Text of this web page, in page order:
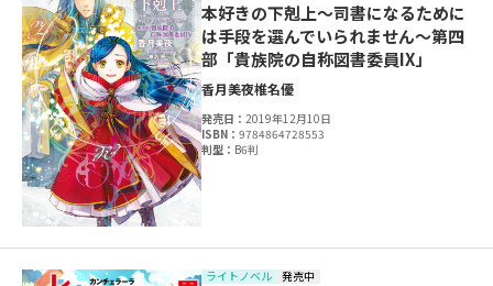
本好きの下剋上～司書になるために
は手段を選んでいられません～第四
部「貴族院の自称図書委員IX」
香月美夜椎名優
発売日：2019年12月10日
ISBN：9784864728553
判型： B6判
ライトノベル 発売中